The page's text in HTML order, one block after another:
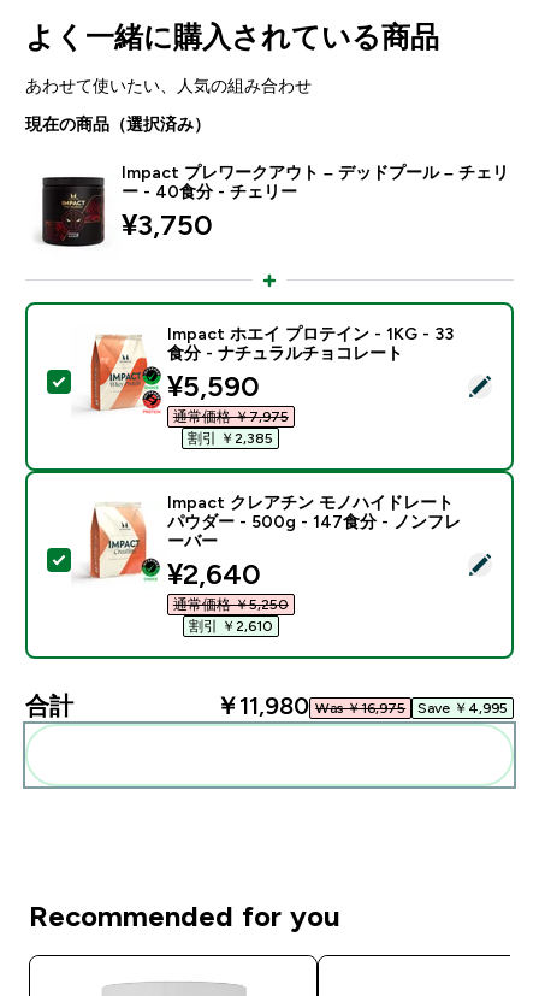
よく一緒に購入されている商品
あわせて使いたい、人気の組み合わせ
現在の商品（選択済み）
Impact プレワークアウト – デッドプール – チェリ
ー - 40食分 - チェリー
¥3,750‎
この商品を選択 - Impact ホエイ プロテイン - 1KG -
Impact ホエイ プロテイン - 1KG - 33
食分 - ナチュラルチョコレート
discounted price
¥5,590‎
通常価格 ￥7,975‎
割引 ￥2,385‎
この商品を選択 - Impact クレアチン モノハイドレ
Impact クレアチン モノハイドレート
パウダー - 500g - 147食分 - ノンフレ
ーバー
discounted price
¥2,640‎
通常価格 ￥5,250‎
割引 ￥2,610‎
合計 ￥11,980‎ Was ￥16,975‎ Save ￥4,995‎
Recommended for you